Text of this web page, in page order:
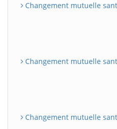
Changement mutuelle
Changement mutuelle
Changement mutuelle